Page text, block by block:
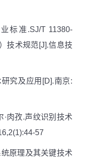
标准 .SJ/T 11380-
技术规范[J].信息技
究及应用 [D].南京:
·肉孜.声纹识别技术
57
原理及其关键技术